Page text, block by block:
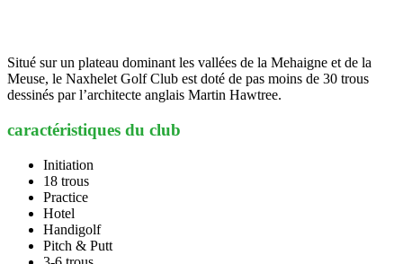
Situé sur un plateau dominant les vallées de la Mehaigne et de la
Meuse, le Naxhelet Golf Club est doté de pas moins de 30 trous
dessinés par l’architecte anglais Martin Hawtree.
caractéristiques du club
Initiation
18 trous
Practice
Hotel
Handigolf
Pitch & Putt